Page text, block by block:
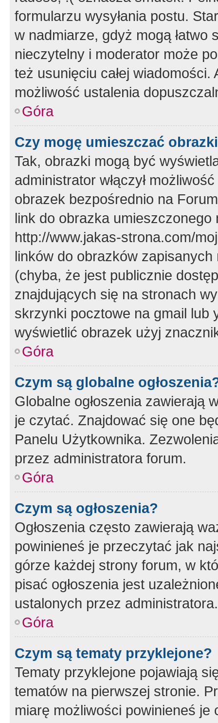
formularzu wysyłania postu.
w nadmiarze, gdyż mogą
nieczytelny i moderator może
też usunięciu całej
możliwość ustalenia
Góra
Czy mogę umieszczać
Tak, obrazki mogą być
administrator włączył
obrazek bezpośrednio na
link do obrazka
http://www.jakas-strona.com/
linków do obrazków
(chyba, że jest publicznie
znajdujących się na stronach
skrzynki pocztowe na gmail lub
wyświetlić obrazek użyj
Góra
Czym są globalne
Globalne ogłoszenia zawierają
je czytać. Znajdować się one
Panelu Użytkownika.
przez administratora forum.
Góra
Czym są ogłoszenia?
Ogłoszenia często zawierają
powinieneś je przeczytać jak
górze każdej strony forum, w
pisać ogłoszenia jest
ustalonych przez administratora.
Góra
Czym są tematy przyklejone?
Tematy przyklejone pojawiają
tematów na pierwszej stronie.
miarę możliwości powinieneś je